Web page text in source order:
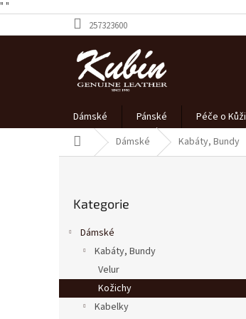
" "
na
257323600
Dámské Pánské Péče o Kůži
Domů Dámské Kabáty, Bundy
kategorie
Kategorie
Dámské
Kabáty, Bundy
Velur
Kožichy
Kabelky